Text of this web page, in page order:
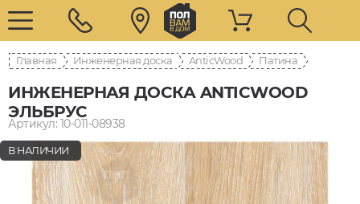
Главная Инженерная доска AnticWood Патина
ИНЖЕНЕРНАЯ ДОСКА ANTICWOOD
ЭЛЬБРУС
Артикул: 10-011-08938
В НАЛИЧИИ